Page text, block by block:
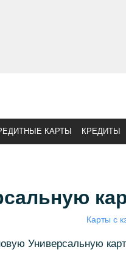
КАРТЫ КРЕДИТЫ
Карты с
Универсальную